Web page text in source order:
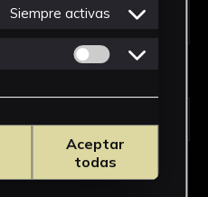
a
Andalucía
Siempre activas
Permitir cookies
Aceptar
todas